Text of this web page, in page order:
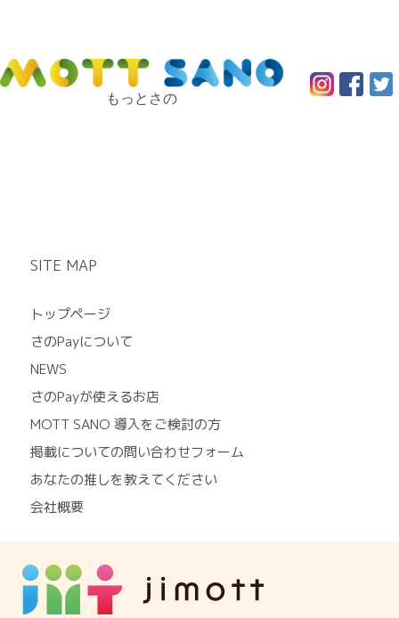
もっとさの
SITE MAP
トップページ
さのPayについて
NEWS
さのPayが使えるお店
MOTT SANO 導入をご検討の方
掲載についての問い合わせフォーム
あなたの推しを教えてください
会社概要